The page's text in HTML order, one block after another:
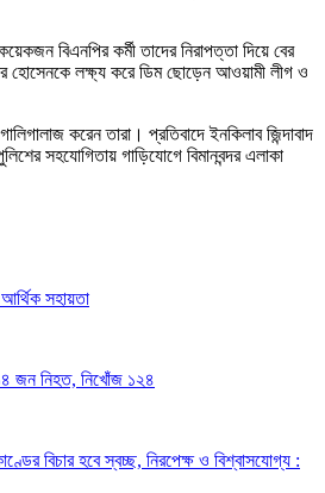
বিএনপির কর্মী তাদের নিরাপত্তা দিয়ে বের
হোসেনকে লক্ষ্য করে ডিম ছোড়েন আওয়ামী লীগ ও
করেন তারা। প্রতিবাদে ইনকিলাব জিন্দাবাদ
সহযোগিতায় গাড়িযোগে বিমানবন্দর এলাকা
সহায়তা
১৪ জন নিহত, নিখোঁজ ১২৪
বিচার হবে স্বচ্ছ, নিরপেক্ষ ও বিশ্বাসযোগ্য :